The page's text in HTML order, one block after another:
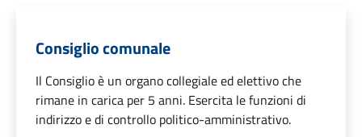
Consiglio comunale
Il Consiglio è un organo collegiale ed elettivo che
rimane in carica per 5 anni. Esercita le funzioni di
indirizzo e di controllo politico-amministrativo.